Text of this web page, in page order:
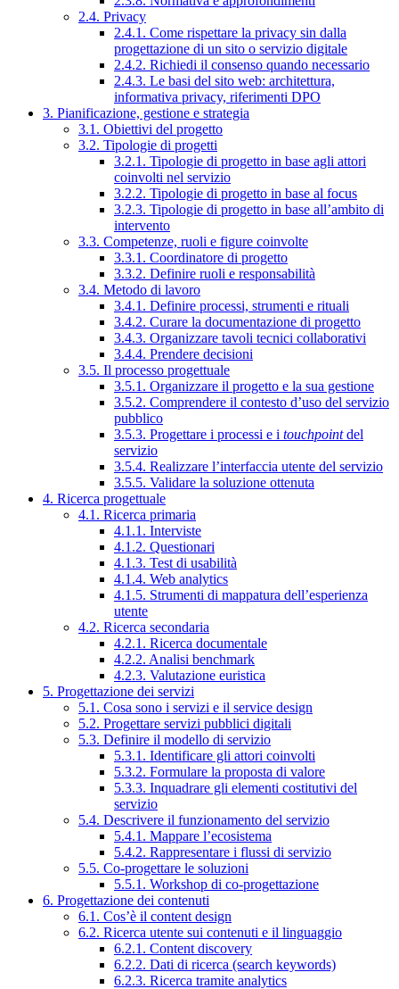
2.4. Privacy
2.4.1. Come rispettare la privacy sin dalla
progettazione di un sito o servizio digitale
2.4.2. Richiedi il consenso quando necessario
2.4.3. Le basi del sito web: architettura,
informativa privacy, riferimenti DPO
3. Pianificazione, gestione e strategia
3.1. Obiettivi del progetto
3.2. Tipologie di progetti
3.2.1. Tipologie di progetto in base agli attori
coinvolti nel servizio
3.2.2. Tipologie di progetto in base al focus
3.2.3. Tipologie di progetto in base all’ambito di
intervento
3.3. Competenze, ruoli e figure coinvolte
3.3.1. Coordinatore di progetto
3.3.2. Definire ruoli e responsabilità
3.4. Metodo di lavoro
3.4.1. Definire processi, strumenti e rituali
3.4.2. Curare la documentazione di progetto
3.4.3. Organizzare tavoli tecnici collaborativi
3.4.4. Prendere decisioni
3.5. Il processo progettuale
3.5.1. Organizzare il progetto e la sua gestione
3.5.2. Comprendere il contesto d’uso del servizio
pubblico
3.5.3. Progettare i processi e i touchpointdel
servizio
3.5.4. Realizzare l’interfaccia utente del servizio
3.5.5. Validare la soluzione ottenuta
4. Ricerca progettuale
4.1. Ricerca primaria
4.1.1. Interviste
4.1.2. Questionari
4.1.3. Test di usabilità
4.1.4. Web analytics
4.1.5. Strumenti di mappatura dell’esperienza
utente
4.2. Ricerca secondaria
4.2.1. Ricerca documentale
4.2.2. Analisi benchmark
4.2.3. Valutazione euristica
5. Progettazione dei servizi
5.1. Cosa sono i servizi e il service design
5.2. Progettare servizi pubblici digitali
5.3. Definire il modello di servizio
5.3.1. Identificare gli attori coinvolti
5.3.2. Formulare la proposta di valore
5.3.3. Inquadrare gli elementi costitutivi del
servizio
5.4. Descrivere il funzionamento del servizio
5.4.1. Mappare l’ecosistema
5.4.2. Rappresentare i flussi di servizio
5.5. Co-progettare le soluzioni
5.5.1. Workshop di co-progettazione
6. Progettazione dei contenuti
6.1. Cos’è il content design
6.2. Ricerca utente sui contenuti e il linguaggio
6.2.1. Content discovery
6.2.2. Dati di ricerca (search keywords)
6.2.3. Ricerca tramite analytics